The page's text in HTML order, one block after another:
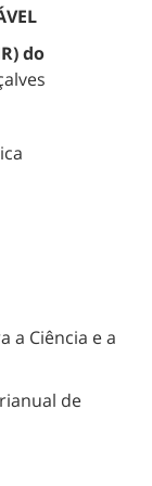
do
a Ciência e a
de